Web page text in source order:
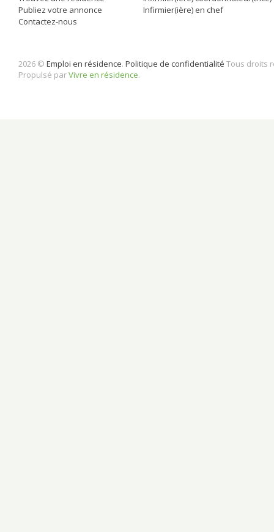
Publiez votre annonce
Contactez-nous
Infirmier(ière) en chef
2026 © Emploi en résidence. Politique de confidentialité Tous droits
Propulsé parVivre en résidence.